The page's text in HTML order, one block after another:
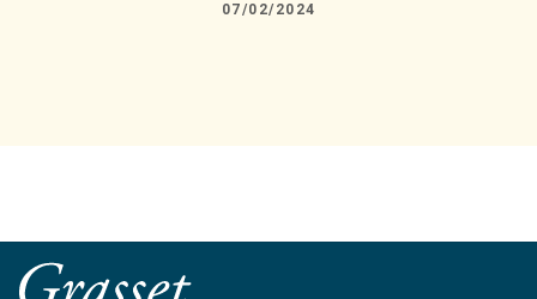
07/02/2024